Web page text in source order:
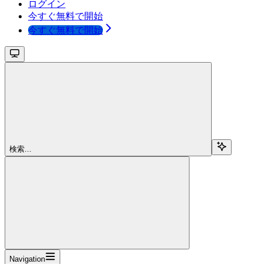
ログイン
今すぐ無料で開始
今すぐ無料で開始
検索...
Navigation